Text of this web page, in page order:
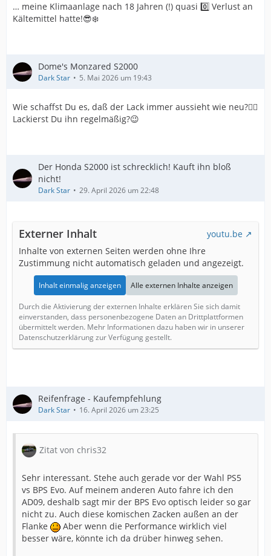
… meine Klimaanlage nach 18 Jahren (!) quasi 0️⃣ Verlust an
Kältemittel hatte!😎❄️
Dome's Monzared S2000
Dark Star 5. Mai 2026 um 19:43
Wie schaffst Du es, daß der Lack immer aussieht wie neu?👍🏻
Lackierst Du ihn regelmäßig?😉
Der Honda S2000 ist schrecklich! Kauft ihn bloß
nicht!
Dark Star 29. April 2026 um 22:48
Externer Inhalt
youtu.be
Inhalte von externen Seiten werden ohne Ihre
Zustimmung nicht automatisch geladen und angezeigt.
Inhalt einmalig anzeigen Alle externen Inhalte anzeigen
Durch die Aktivierung der externen Inhalte erklären Sie sich damit
einverstanden, dass personenbezogene Daten an Drittplattformen
übermittelt werden. Mehr Informationen dazu haben wir in unserer
Datenschutzerklärung zur Verfügung gestellt.
Reifenfrage - Kaufempfehlung
Dark Star 16. April 2026 um 23:25
Zitat von chris32
Sehr interessant. Stehe auch gerade vor der Wahl PS5
vs BPS Evo. Auf meinem anderen Auto fahre ich den
AD09, deshalb sagt mir der BPS Evo optisch leider so gar
nicht zu. Auch diese komischen Zacken außen an der
Flanke
Aber wenn die Performance wirklich viel
besser wäre, könnte ich da drüber hinweg sehen.